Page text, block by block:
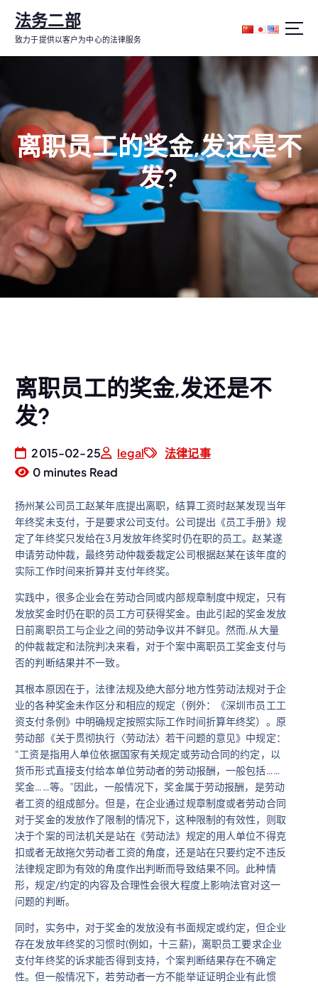
内
法务二部
致力于提供以客户为中心的法律服务
离职员工的奖金,发还是不
发?
离职员工的奖金,发还是不
发?
2015-02-25 legal
法律记事
0 minutes Read
扬州某公司员工赵某年底提出离职，结算工资时赵某发现当年
年终奖未支付，于是要求公司支付。公司提出《员工手册》规
定了年终奖只发给在3月发放年终奖时仍在职的员工。赵某遂
申请劳动仲裁，最终劳动仲裁委裁定公司根据赵某在该年度的
实际工作时间来折算并支付年终奖。
实践中，很多企业会在劳动合同或内部规章制度中规定，只有
发放奖金时仍在职的员工方可获得奖金。由此引起的奖金发放
日前离职员工与企业之间的劳动争议并不鲜见。然而,从大量
的仲裁裁定和法院判决来看，对于个案中离职员工奖金支付与
否的判断结果并不一致。
其根本原因在于，法律法规及绝大部分地方性劳动法规对于企
业的各种奖金未作区分和相应的规定（例外：《深圳市员工工
资支付条例》中明确规定按照实际工作时间折算年终奖）。原
劳动部《关于贯彻执行〈劳动法〉若干问题的意见》中规定：
“工资是指用人单位依据国家有关规定或劳动合同的约定，以
货币形式直接支付给本单位劳动者的劳动报酬，一般包括……
奖金……等。”因此，一般情况下，奖金属于劳动报酬，是劳动
者工资的组成部分。但是，在企业通过规章制度或者劳动合同
对于奖金的发放作了限制的情况下，这种限制的有效性，则取
决于个案的司法机关是站在《劳动法》规定的用人单位不得克
扣或者无故拖欠劳动者工资的角度，还是站在只要约定不违反
法律规定即为有效的角度作出判断而导致结果不同。此种情
形，规定/约定的内容及合理性会很大程度上影响法官对这一
问题的判断。
同时，实务中，对于奖金的发放没有书面规定或约定，但企业
存在发放年终奖的习惯时(例如，十三薪)，离职员工要求企业
支付年终奖的诉求能否得到支持，个案判断结果存在不确定
性。但一般情况下，若劳动者一方不能举证证明企业有此惯